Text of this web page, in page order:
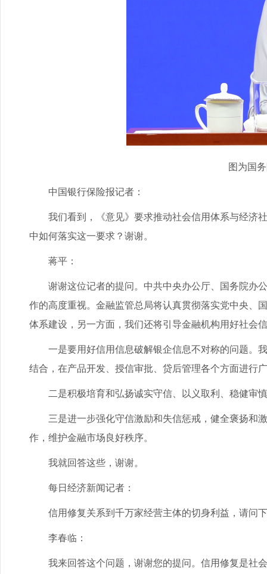
图为国务院
中国银行保险报记者：
我们看到，《意见》要求推动社会信用体系与经济社
中如何落实这一要求？谢谢。
蒋平：
谢谢这位记者的提问。中共中央办公厅、国务院办公
作的高度重视。金融监管总局将认真贯彻落实党中央、
体系建设，另一方面，我们还将引导金融机构用好社会
一是要用好信用信息破解银企信息不对称的问题。我
结合，在产品开发、授信审批、贷后管理各个方面进行
二是积极培育和弘扬诚实守信、以义取利、稳健审慎
三是进一步强化守信激励和失信惩戒，健全褒扬和激
作，维护金融市场良好秩序。
我就回答这些，谢谢。
每日经济新闻记者：
信用修复关系到千万家经营主体的切身利益，请问
李春临：
我来回答这个问题，谢谢您的提问。信用修复是社会